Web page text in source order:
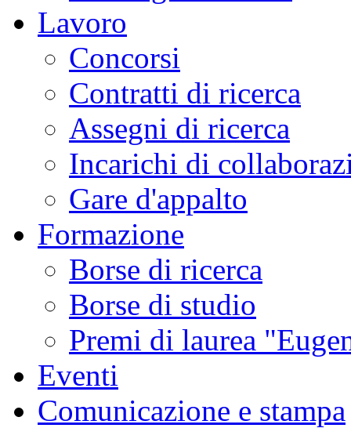
Lavoro
Concorsi
Contratti di ricerca
Assegni di ricerca
Incarichi di
Gare d'appalto
Formazione
Borse di ricerca
Borse di studio
Premi di laurea
Eventi
Comunicazione e stampa